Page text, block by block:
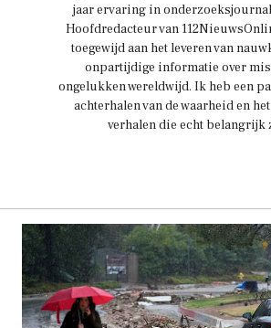
jaar ervaring in
Hoofdredacteur van
toegewijd aan het leveren van
onpartijdige informatie over
ongelukken wereldwijd. Ik heb een
achterhalen van de waarheid en
verhalen die echt belangrijk